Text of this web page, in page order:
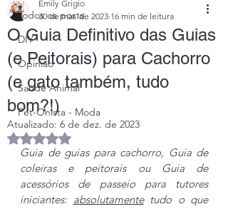
Todos os posts
DIY
Opinião
Saúde Animal
Pet-Onista - Moda
O Guia Definitivo das Guias
(e Peitorais) para Cachorro
(e gato também, tudo
bom?!)
Emily Grigio
30 de mar. de 2023 16 min de leitura
Atualizado: 6 de dez. de 2023
Avaliado com NaN de 5 estrelas.
Guia de guias para cachorro, Guia de
coleiras e peitorais ou Guia de
acessórios de passeio para tutores
iniciantes: absolutamente tudo o que